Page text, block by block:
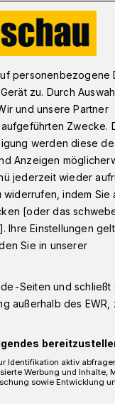
ist
er den
Mutter
personenbezogene
zu. Durch
und unsere Partner
Zwecke.
werden diese
Anzeigen
jederzeit wieder
widerrufen, indem Sie
[oder das
Ihre Einstellungen
Sie in unserer
Seiten und schließt
außerhalb des EWR,
Identifikation aktiv
Werbung und Inhalte,
sowie Entwicklung